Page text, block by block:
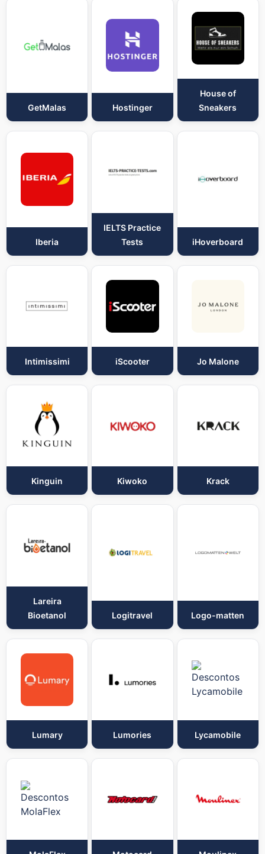
GetMalas Hostinger
House of
Sneakers
Iberia
IELTS Practice
Tests
iHoverboard
Intimissimi iScooter Jo Malone
Kinguin Kiwoko Krack
Lareira
Bioetanol
Logitravel Logo-matten
Lumary Lumories Lycamobile